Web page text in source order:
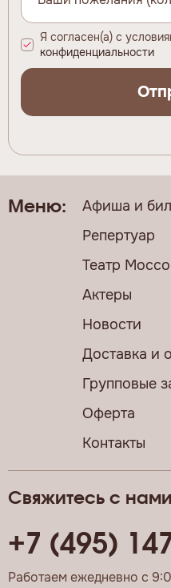
Я согласен(а) с
конфиденциальности
Свяжитесь с
+7 (495)
Работаем ежедневно с
Меню:
Афиша и
Репертуар
Театр
Актеры
Новости
Доставка и
Групповые
Оферта
Контакты